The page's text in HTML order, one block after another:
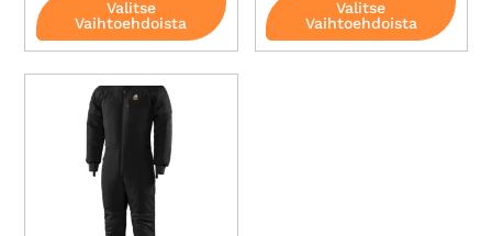
Valitse
Vaihtoehdoista
Valitse
Vaihtoehdoista